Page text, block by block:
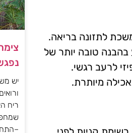
לתזונה בריאה.
בהבנה טובה יותר של
לרעב רגשי.
מיותרת.
יש
ריח